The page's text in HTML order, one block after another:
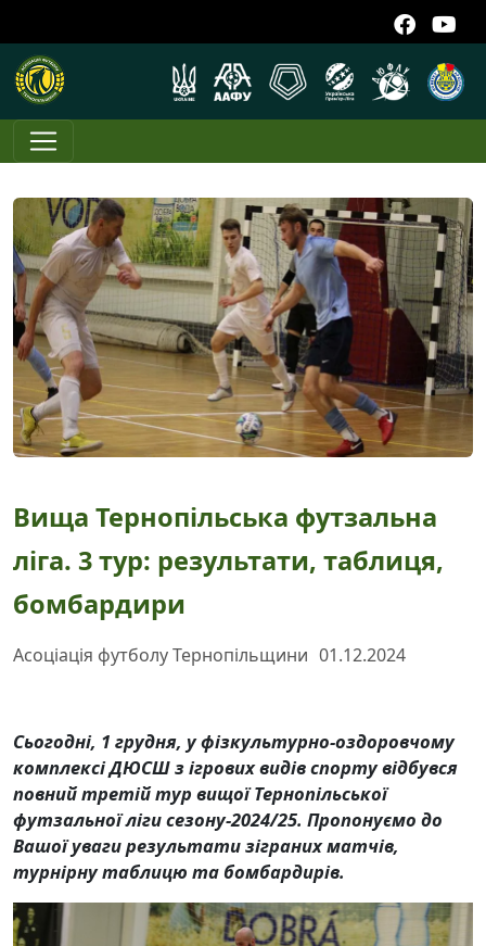
Вища Тернопільська футзальна
ліга. 3 тур: результати, таблиця,
бомбардири
Асоціація футболу Тернопільщини 01.12.2024
Сьогодні, 1 грудня, у фізкультурно-оздоровчому
комплексі ДЮСШ з ігрових видів спорту відбувся
повний третій тур вищої Тернопільської
футзальної ліги сезону-2024/25. Пропонуємо до
Вашої уваги результати зіграних матчів,
турнірну таблицю та бомбардирів.